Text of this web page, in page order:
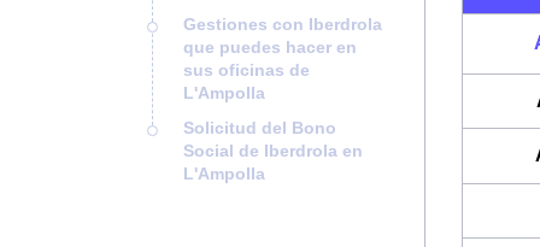
Gestiones con Iberdrola
que puedes hacer en
sus oficinas de
L'Ampolla
Solicitud del Bono
Social de Iberdrola en
L'Ampolla